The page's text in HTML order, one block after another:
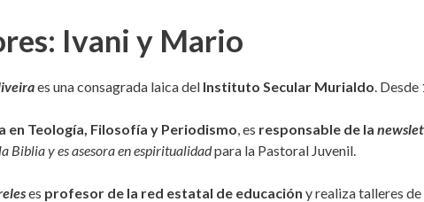
Ivani y Mario
es una consagrada laica del Instituto Secular Murialdo. Desde
en Teología, Filosofía y Periodismo, es responsable de la
Biblia y es asesora en espiritualidadpara la Pastoral Juvenil.
es profesor de la red estatal de educación y realiza talleres